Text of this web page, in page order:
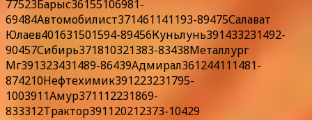
77523Барыс36155106981-
69484Автомобилист371461141193-89475Салават
Юлаев401631501594-89456Куньлунь391433231492-
90457Сибирь371810321383-83438Металлург
Мг391323431489-86439Адмирал361244111481-
874210Нефтехимик391223231795-
1003911Амур371112231869-
833312Трактор391120212373-10429